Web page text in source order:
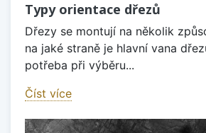
Typy orientace dřezů
Dřezy se montují na několik
na jaké straně je hlavní vana
potřeba při výběru...
Číst více